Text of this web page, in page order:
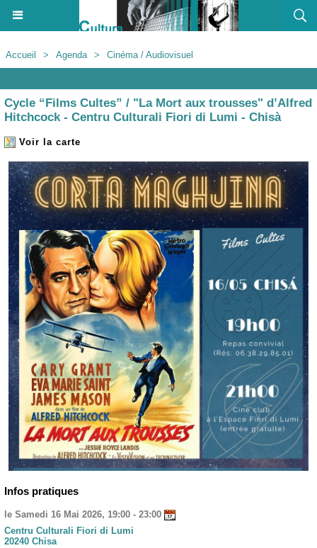
Accueil > Agenda > Cinéma / Audiovisuel
Cycle “Films Cultes” / "La Mort aux trousses" d’Alfred
Hitchcock - Centru Culturali Fiori di Lumi - Chisà
Voir la carte
Infos pratiques
le Samedi 16 Mai 2026, 19:00 - 23:00
Centru Culturali Fiori di Lumi
20240 Chisa